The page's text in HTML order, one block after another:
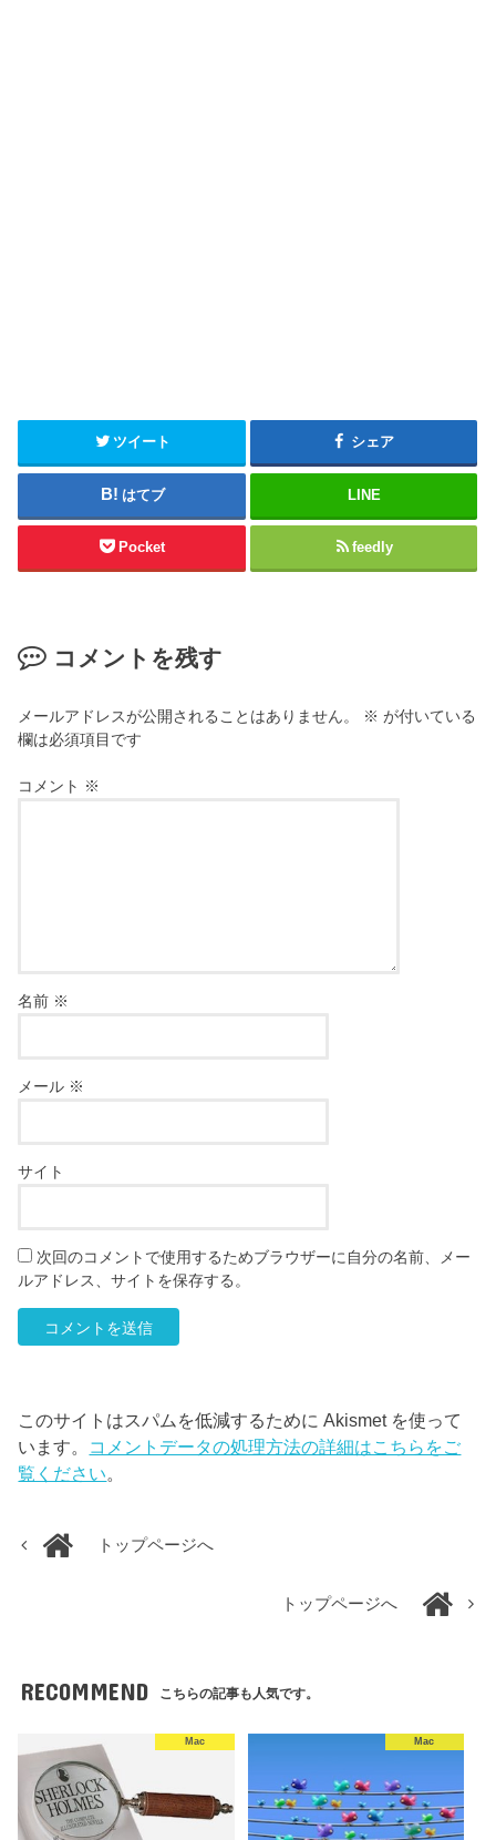
ツイート シェア
はてブ LINE
Pocket feedly
コメントを残す
メールアドレスが公開されることはありません。 ※ が付いている
欄は必須項目です
コメント ※
名前 ※
メール ※
サイト
次回のコメントで使用するためブラウザーに自分の名前、メー
ルアドレス、サイトを保存する。
このサイトはスパムを低減するために Akismet を使って
います。 コメントデータの処理方法の詳細はこちらをご
覧ください。
トップページへ
トップページへ
RECOMMEND こちらの記事も人気です。
Mac Mac